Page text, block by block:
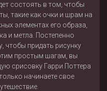
состоять в том, чтобы
такие как очки и шрам на
элементах его образа,
и метла. Постепенно
чтобы придать рисунку
простым шагам, вы
срисовку Гарри Поттера
начинаете свое